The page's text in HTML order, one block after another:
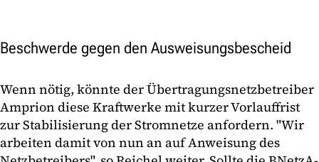
Beschwerde gegen den Ausweisungsbescheid
Wenn nötig, könnte der Übertragungsnetzbetreiber
Amprion diese Kraftwerke mit kurzer Vorlauffrist
zur Stabilisierung der Stromnetze anfordern. "Wir
arbeiten damit von nun an auf Anweisung des